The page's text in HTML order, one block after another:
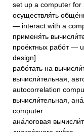
set up a computer for
осуществля́ть
— interact with a
применя́ть
прое́ктных рабо́т —
design]
рабо́тать на
вычисли́тельная,
autocorrelation
вычисли́тельная,
computer
ана́логовая